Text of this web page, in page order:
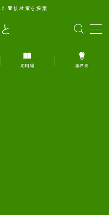
面接対策を提案
？ 応用編 業界別